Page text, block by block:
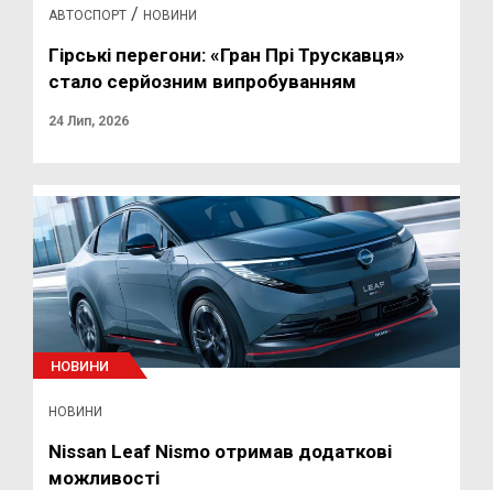
АВТОСПОРТ / НОВИНИ
Гірські перегони: «Гран Прі Трускавця»
стало серйозним випробуванням
24 Лип, 2026
НОВИНИ
НОВИНИ
Nissan Leaf Nismo отримав додаткові
можливості